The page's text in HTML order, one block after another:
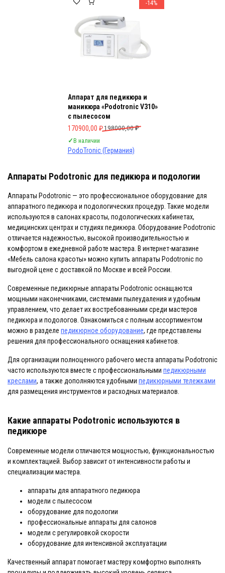
-14%
Аппарат для педикюра и
маникюра «Podotronic V310»
с пылесосом
198000,00₽
Первоначальная цена составляла 198000,00 ₽.
170900,00 ₽
Текущая цена: 170900,00 ₽.
✓В наличии
PodoTronic (Германия)
Аппараты Podotronic для педикюра и подологии
Аппараты Podotronic — это профессиональное оборудование для
аппаратного педикюра и подологических процедур. Такие модели
используются в салонах красоты, подологических кабинетах,
медицинских центрах и студиях педикюра. Оборудование Podotronic
отличается надежностью, высокой производительностью и
комфортом в ежедневной работе мастера. В интернет-магазине
«Мебель салона красоты» можно купить аппараты Podotronic по
выгодной цене с доставкой по Москве и всей России.
Современные педикюрные аппараты Podotronic оснащаются
мощными наконечниками, системами пылеудаления и удобным
управлением, что делает их востребованными среди мастеров
педикюра и подологов. Ознакомиться с полным ассортиментом
можно в разделе педикюрное оборудование, где представлены
решения для профессионального оснащения кабинетов.
Для организации полноценного рабочего места аппараты Podotronic
часто используются вместе с профессиональными педикюрными
креслами, а также дополняются удобными педикюрными тележками
для размещения инструментов и расходных материалов.
Какие аппараты Podotronic используются в
педикюре
Современные модели отличаются мощностью, функциональностью
и комплектацией. Выбор зависит от интенсивности работы и
специализации мастера.
аппараты для аппаратного педикюра
модели с пылесосом
оборудование для подологии
профессиональные аппараты для салонов
модели с регулировкой скорости
оборудование для интенсивной эксплуатации
Качественный аппарат помогает мастеру комфортно выполнять